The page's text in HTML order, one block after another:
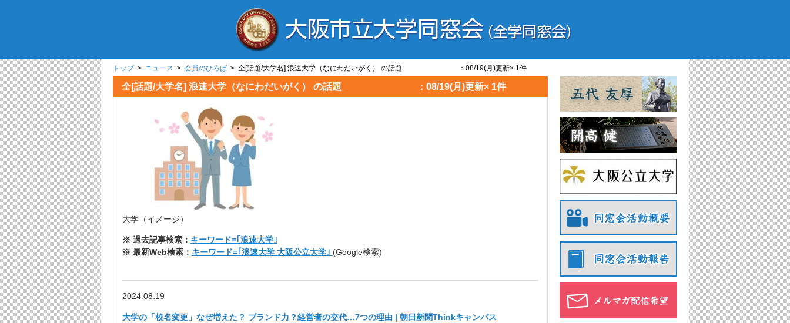
トップ> ニュース > 会員のひろば > 全[話題/大学名] 浪速大学（なにわだいがく） の話題 ：08/19(月)更新× 1件
全[話題/大学名] 浪速大学（なにわだいがく） の話題 ：08/19(月)更新× 1件
大学（イメージ）
※ 過去記事検索： キーワード=｢浪速大学｣
※ 最新Web検索： キーワード=｢浪速大学 大阪公立大学｣ (Google検索)
2024.08.19
大学の「校名変更」なぜ増えた？ ブランド力？経営者の交代…7つの理由 | 朝日新聞Thinkキャンパス